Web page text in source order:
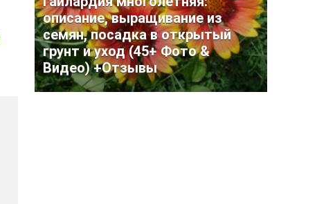
описание, выращивание из
семян, посадка в открытый
грунт и уход (45+ Фото &
Видео) +Отзывы